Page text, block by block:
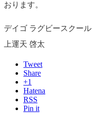
おります。
デイゴ ラグビースクール
上運天 啓太
Tweet
Share
+1
Hatena
RSS
Pin it